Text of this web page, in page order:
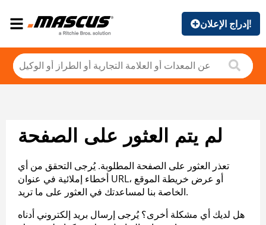
إدراج الإعلان!
لم يتم العثور على الصفحة
تعذر العثور على الصفحة المطلوبة. يُرجى التحقق من أي
أخطاء إملائية في عنوان URL، أو عرض خريطة الموقع
الخاصة بنا لمساعدتك في العثور على ما تريد.
هل لديك أي مشكلة أخرى؟ يُرجى إرسال بريد إلكتروني أدناه